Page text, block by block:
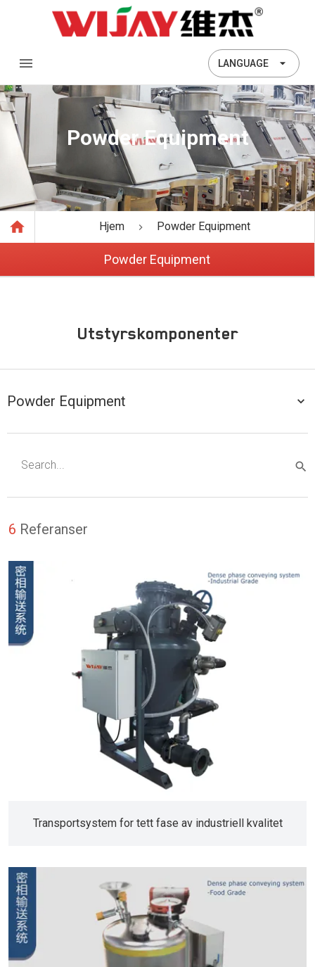
LANGUAGE
Powder Equipment
Hjem Powder Equipment
Powder Equipment
Utstyrskomponenter
Powder Equipment
6 Referanser
Transportsystem for tett fase av industriell kvalitet